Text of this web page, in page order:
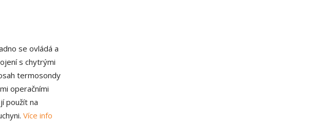
se ovládá a
s chytrými
termosondy
operačními
použít na
Více info